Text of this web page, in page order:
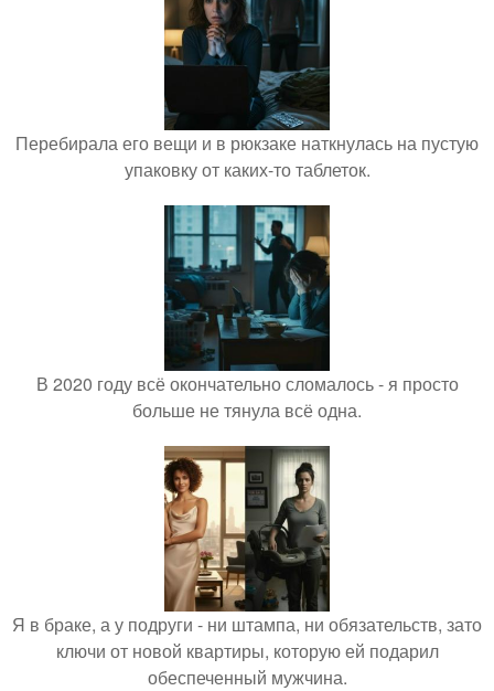
Перебирала его вещи и в рюкзаке наткнулась на пустую
упаковку от каких-то таблеток.
В 2020 году всё окончательно сломалось - я просто
больше не тянула всё одна.
Я в браке, а у подруги - ни штампа, ни обязательств, зато
ключи от новой квартиры, которую ей подарил
обеспеченный мужчина.